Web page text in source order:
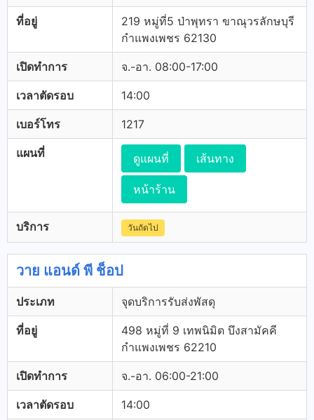
ที่อยู่
219 หมู่ที่5 ป่าพุทรา ขาณุวรลักษบุรี
กำแพงเพชร 62130
เปิดทำการ จ.-อา. 08:00-17:00
เวลาตัดรอบ 14:00
เบอร์โทร 1217
แผนที่ ดูแผนที่ เส้นทาง
หน้าร้าน
บริการ วันถัดไป
วาย แอนด์ พี ช็อป
ประเภท จุดบริการรับส่งพัสดุ
ที่อยู่
498 หมู่ที่ 9 เทพนิมิต บึงสามัคคี
กำแพงเพชร 62210
เปิดทำการ จ.-อา. 06:00-21:00
เวลาตัดรอบ 14:00